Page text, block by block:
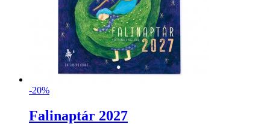
-20%
Falinaptár 2027